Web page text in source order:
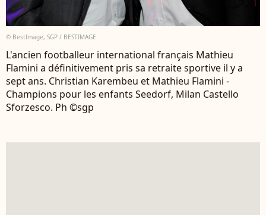
© BestImage, SGP / BESTIMAGE
L'ancien footballeur international français Mathieu
Flamini a définitivement pris sa retraite sportive il y a
sept ans. Christian Karembeu et Mathieu Flamini -
Champions pour les enfants Seedorf, Milan Castello
Sforzesco. Ph ©sgp